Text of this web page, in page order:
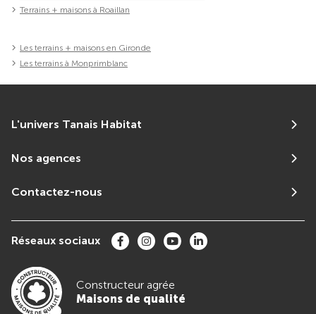
Terrains + maisons à Roaillan
Les terrains + maisons en Gironde
Les terrains à Monprimblanc
L'univers Tanais Habitat
Nos agences
Contactez-nous
Réseaux sociaux
Constructeur agrée
Maisons de qualité